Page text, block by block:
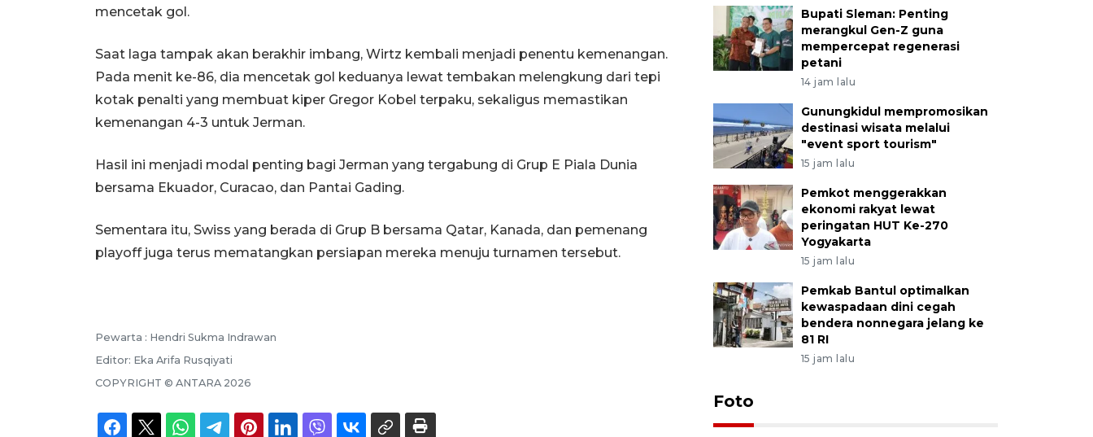
mencetak gol.
Saat laga tampak akan berakhir imbang, Wirtz kembali menjadi penentu kemenangan.
Pada menit ke-86, dia mencetak gol keduanya lewat tembakan melengkung dari tepi
kotak penalti yang membuat kiper Gregor Kobel terpaku, sekaligus memastikan
kemenangan 4-3 untuk Jerman.
Hasil ini menjadi modal penting bagi Jerman yang tergabung di Grup E Piala Dunia
bersama Ekuador, Curacao, dan Pantai Gading.
Sementara itu, Swiss yang berada di Grup B bersama Qatar, Kanada, dan pemenang
playoff juga terus mematangkan persiapan mereka menuju turnamen tersebut.
Pewarta : Hendri Sukma Indrawan
Editor: Eka Arifa Rusqiyati
COPYRIGHT © ANTARA 2026
Bupati Sleman: Penting
merangkul Gen-Z guna
mempercepat regenerasi
petani
14 jam lalu
Gunungkidul mempromosikan
destinasi wisata melalui
"event sport tourism"
15 jam lalu
Pemkot menggerakkan
ekonomi rakyat lewat
peringatan HUT Ke-270
Yogyakarta
15 jam lalu
Pemkab Bantul optimalkan
kewaspadaan dini cegah
bendera nonnegara jelang ke
81 RI
15 jam lalu
Foto